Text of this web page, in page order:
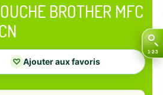
BROTHER MFC
♡ Ajouter aux favoris